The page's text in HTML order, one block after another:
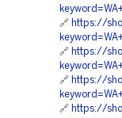
🔗 https://
🔗 https://
🔗 https://
🔗 https://